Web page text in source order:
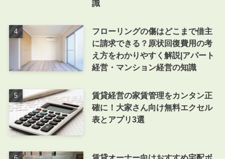
識
フローリングの傷はどこまで借主
に請求できる？原状回復費用の考
え方をわかりやすく解説|アパート
経営・マンション経営の知識
賃貸経営の家賃管理をカンタン正
確に！大家さん向け無料エクセル
表とアプリ3選